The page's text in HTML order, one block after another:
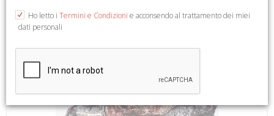
Ho letto i Termini e Condizioni e acconsendo al trattamento dei miei
dati personali